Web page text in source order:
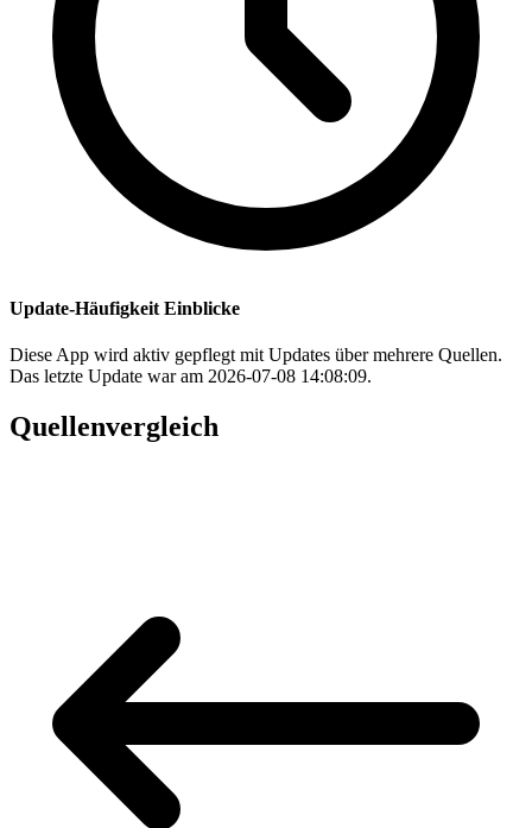
Update-Häufigkeit Einblicke
Diese App wird aktiv gepflegt mit Updates über mehrere Quellen.
Das letzte Update war am 2026-07-08 14:08:09.
Quellenvergleich